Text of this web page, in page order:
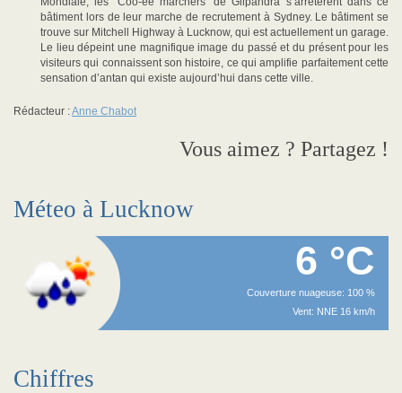
bâtiment lors de leur marche de recrutement à Sydney. Le bâtiment se
trouve sur Mitchell Highway à Lucknow, qui est actuellement un garage.
Le lieu dépeint une magnifique image du passé et du présent pour les
visiteurs qui connaissent son histoire, ce qui amplifie parfaitement cette
sensation d’antan qui existe aujourd’hui dans cette ville.
Rédacteur :Anne Chabot
Vous aimez ? Partagez !
Méteo à Lucknow
6 °C
Couverture nuageuse: 100 %
Vent: NNE 16 km/h
Chiffres